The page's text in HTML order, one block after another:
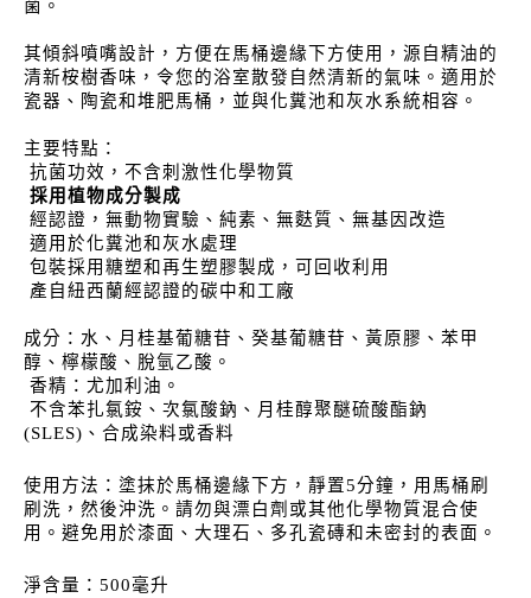
菌。
其傾斜噴嘴設計，方便在馬桶邊緣下方使用，源自精油的
清新桉樹香味，令您的浴室散發自然清新的氣味。適用於
瓷器、陶瓷和堆肥馬桶，並與化糞池和灰水系統相容。
主要特點：
抗菌功效，不含刺激性化學物質
採用植物成分製成
經認證，無動物實驗、純素、無麩質、無基因改造
適用於化糞池和灰水處理
包裝採用糖塑和再生塑膠製成，可回收利用
產自紐西蘭經認證的碳中和工廠
成分：水、月桂基葡糖苷、癸基葡糖苷、黃原膠、苯甲
醇、檸檬酸、脫氫乙酸。
香精： 尤加利 油。
不含苯扎氯銨、次氯酸鈉、月桂醇聚醚硫酸酯鈉
(SLES)、合成染料或香料
使用方法：塗抹於馬桶邊緣下方，靜置5分鐘，用馬桶刷
刷洗，然後沖洗。請勿與漂白劑或其他化學物質混合使
用。避免用於漆面、大理石、多孔瓷磚和未密封的表面。
淨含量：500毫升